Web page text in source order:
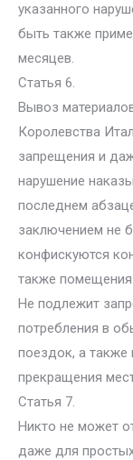
указанного
быть также
месяцев.
Статья 6.
Вывоз
Королевства
запрещения и
нарушение
последнем
заключением не
конфискуются
также помещения
Не подлежит
потребления в
поездок, а также
прекращения
Статья 7.
Никто не может
даже для